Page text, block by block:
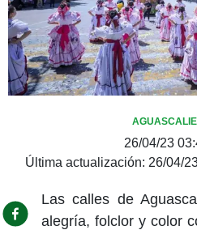
26/04/23
Última actualización: 26/04/
Las calles de
alegría, folclor y color